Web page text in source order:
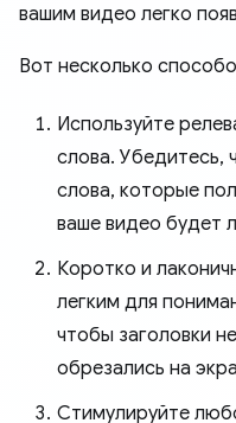
вашим видео легко
Вот несколько
Используйте
слова. Убедитесь,
слова, которые
ваше видео будет
Коротко и
легким для
чтобы заголовки
обрезались на
Стимулируйте